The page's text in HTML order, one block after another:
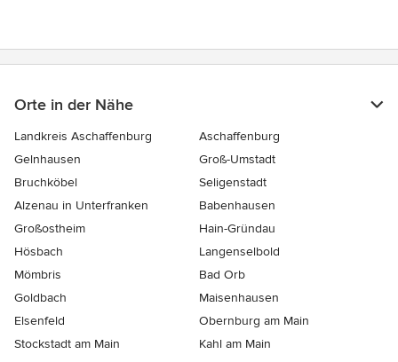
Orte in der Nähe
Landkreis Aschaffenburg
Aschaffenburg
Gelnhausen
Groß-Umstadt
Bruchköbel
Seligenstadt
Alzenau in Unterfranken
Babenhausen
Großostheim
Hain-Gründau
Hösbach
Langenselbold
Mömbris
Bad Orb
Goldbach
Maisenhausen
Elsenfeld
Obernburg am Main
Stockstadt am Main
Kahl am Main